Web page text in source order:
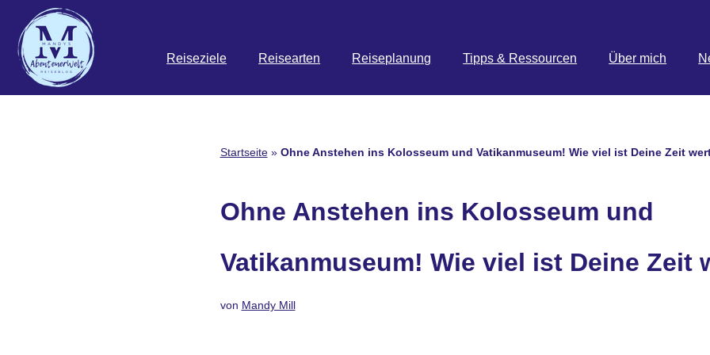
Zum
Inhalt
springen
Reiseziele Reisearten Reiseplanung Tipps & Ressourcen Über mich
Startseite» Ohne Anstehen ins Kolosseum und Vatikanmuseum! Wie viel ist Deine Zeit
Ohne Anstehen ins Kolosseum und
Vatikanmuseum! Wie viel ist Deine Zeit
von Mandy Mill